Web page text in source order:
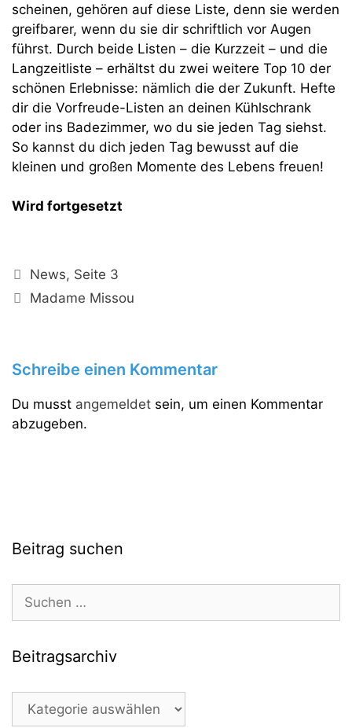
scheinen, gehören auf diese Liste, denn sie werden
greifbarer, wenn du sie dir schriftlich vor Augen
führst. Durch beide Listen – die Kurzzeit – und die
Langzeitliste – erhältst du zwei weitere Top 10 der
schönen Erlebnisse: nämlich die der Zukunft. Hefte
dir die Vorfreude-Listen an deinen Kühlschrank
oder ins Badezimmer, wo du sie jeden Tag siehst.
So kannst du dich jeden Tag bewusst auf die
kleinen und großen Momente des Lebens freuen!
Wird fortgesetzt
Kategorien
News, Seite 3
Schlagwörter
Madame Missou
Schreibe einen Kommentar
Du musst angemeldet sein, um einen Kommentar
abzugeben.
Beitrag suchen
nach:
Beitragsarchiv
Beitragsarchiv